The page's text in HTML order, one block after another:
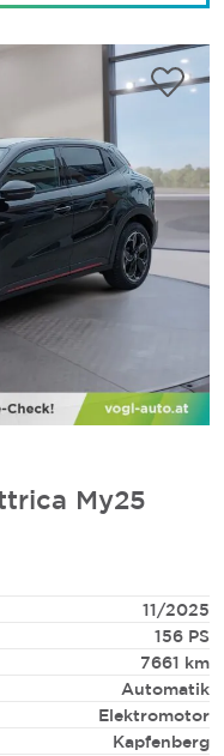
My25
11/2025
156 PS
7661 km
Automatik
Elektromotor
Kapfenberg